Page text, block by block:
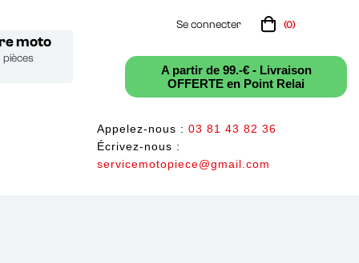
moto
Se connecter (0)
A partir de 99.-€ - Livraison
OFFERTE en Point Relai
Appelez-nous : 03 81 43 82 36
Écrivez-nous :
servicemotopiece@gmail.com